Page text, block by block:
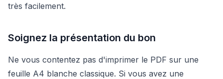
très facilement.
Soignez la présentation du bon
Ne vous contentez pas d'imprimer le PDF sur une
feuille A4 blanche classique. Si vous avez une